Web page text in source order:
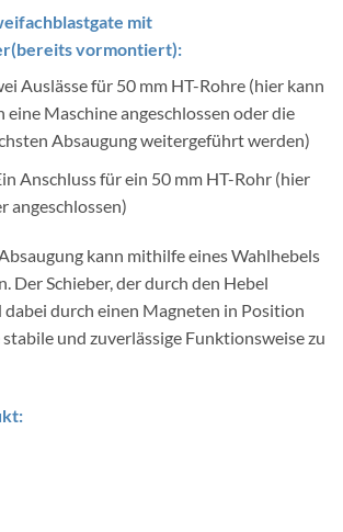
mit
vormontiert):
Auslässe für 50 mm HT-Rohre (hier kann
eine Maschine angeschlossen oder die
Absaugung weitergeführt werden)
Anschluss für ein 50 mm HT-Rohr (hier
angeschlossen)
kann mithilfe eines Wahlhebels
Der Schieber, der durch den Hebel
durch einen Magneten in Position
und zuverlässige Funktionsweise zu